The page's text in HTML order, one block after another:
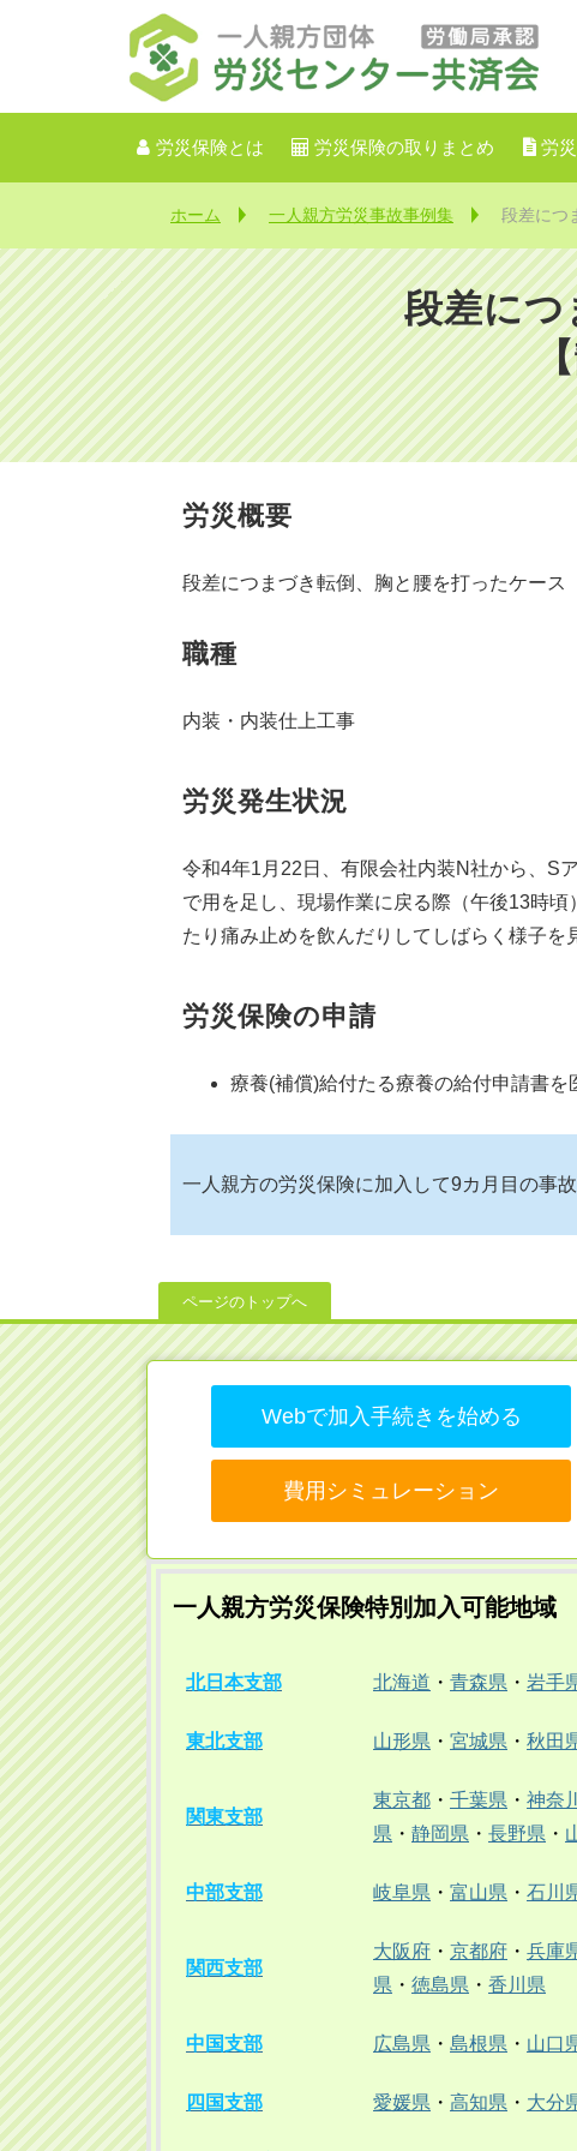
労災保険とは 労災保険の取りまとめ 労
ホーム 一人親方労災事故事例集 段差につ
段差につ
【
労災概要
段差につまづき転倒、胸と腰を打ったケース
職種
内装・内装仕上工事
労災発生状況
令和4年1月22日、有限会社内装N社から、S
で用を足し、現場作業に戻る際（午後13時
たり痛み止めを飲んだりしてしばらく様子を
労災保険の申請
療養(補償)給付たる療養の給付申請書を
一人親方の労災保険に加入して9カ月目の事故
ページのトップへ
Webで加入手続きを始める
費用シミュレーション
一人親方労災保険特別加入可能地域
北日本支部 北海道 ・ 青森県 ・ 岩手
東北支部 山形県 ・ 宮城県 ・ 秋田
関東支部
東京都 ・ 千葉県 ・ 神奈
県 ・ 静岡県 ・ 長野県 ・
中部支部 岐阜県 ・ 富山県 ・ 石川
関西支部
大阪府 ・ 京都府 ・ 兵庫
県 ・ 徳島県 ・ 香川県
中国支部 広島県 ・ 島根県 ・ 山口
四国支部 愛媛県 ・ 高知県 ・ 大分